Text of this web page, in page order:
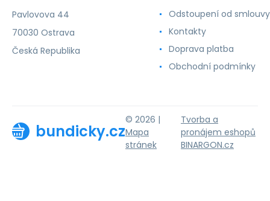
Pavlovova 44
70030 Ostrava
Česká Republika
Odstoupení od smlouvy
Kontakty
Doprava platba
Obchodní podmínky
bundicky.cz
© 2026 |
Mapa
stránek
Tvorba a
pronájem eshopů
BINARGON.cz